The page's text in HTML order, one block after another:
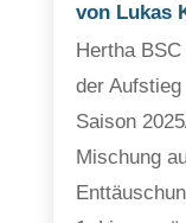
von Lukas
Hertha
der
Saison
Mischung